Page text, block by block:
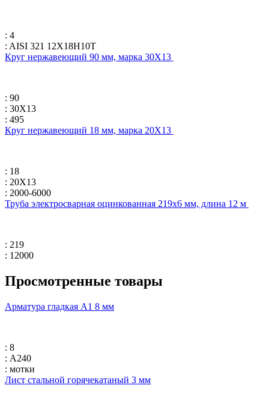
: 4
: AISI 321 12Х18Н10Т
Круг нержавеющий 90 мм, марка 30Х13
: 90
: 30Х13
: 495
Круг нержавеющий 18 мм, марка 20Х13
: 18
: 20Х13
: 2000-6000
Труба электросварная оцинкованная 219х6 мм, длина 12 м
: 219
: 12000
Просмотренные товары
Арматура гладкая А1 8 мм
: 8
: А240
: мотки
Лист стальной горячекатаный 3 мм